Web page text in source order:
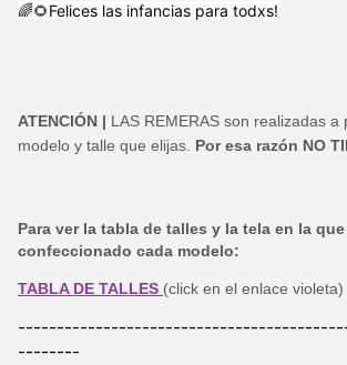
🌈🌻Felices las infancias para todxs!
ATENCIÓN | LAS REMERAS son realizadas a
modelo y talle que elijas. Por esa razón NO
Para ver la tabla de talles y la tela en la
confeccionado cada modelo:
TABLA DE TALLES (click en el enlace violeta)
--------